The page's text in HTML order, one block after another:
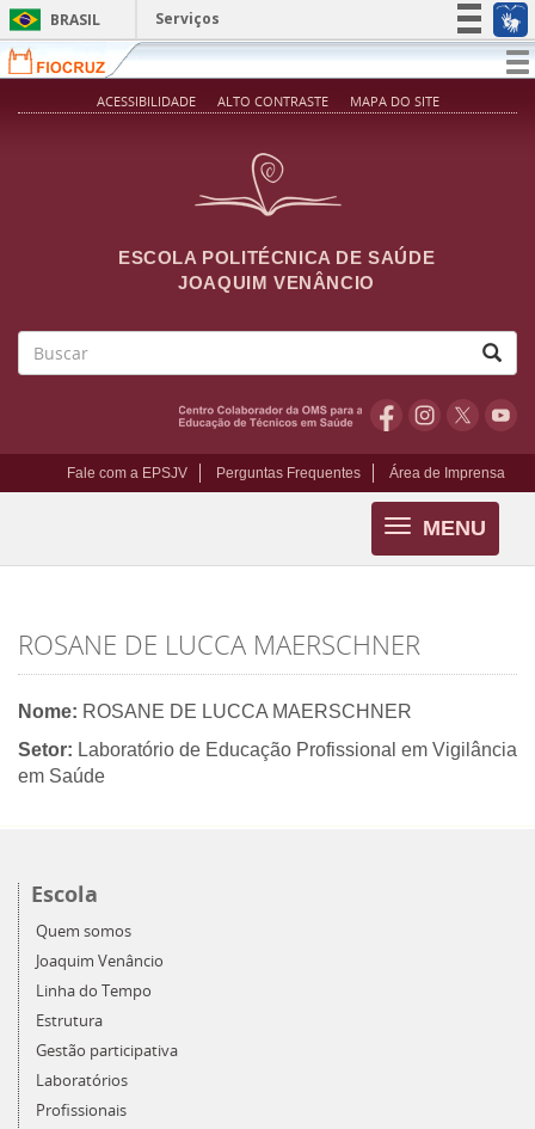
Pular para o conteúdo principal
BRASIL
Serviços
Simplifique!
Participe
ACESSIBILIDADE ALTO CONTRASTE MAPA DO SITE
ESCOLA POLITÉCNICA DE SAÚDE
JOAQUIM VENÂNCIO
Fale com a EPSJV Perguntas Frequentes Área de Imprensa
MENU
Toggle
navigation
ROSANE DE LUCCA MAERSCHNER
Nome: ROSANE DE LUCCA MAERSCHNER
Setor: Laboratório de Educação Profissional em Vigilância
em Saúde
Escola
Quem somos
Joaquim Venâncio
Linha do Tempo
Estrutura
Gestão participativa
Laboratórios
Profissionais